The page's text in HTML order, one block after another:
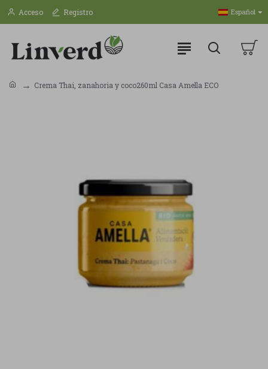
Acceso Registro Español
Crema Thai, zanahoria y coco260ml Casa Amella ECO